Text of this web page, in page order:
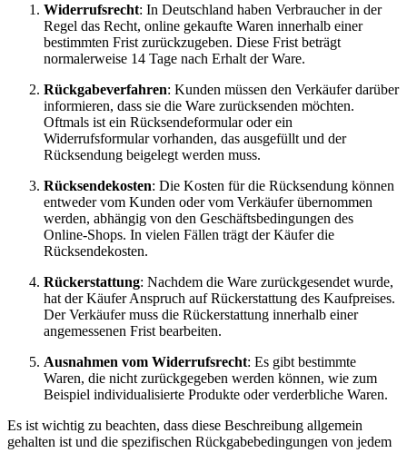
Widerrufsrecht: In Deutschland haben Verbraucher in der
Regel das Recht, online gekaufte Waren innerhalb einer
bestimmten Frist zurückzugeben. Diese Frist beträgt
normalerweise 14 Tage nach Erhalt der Ware.
Rückgabeverfahren: Kunden müssen den Verkäufer darüber
informieren, dass sie die Ware zurücksenden möchten.
Oftmals ist ein Rücksendeformular oder ein
Widerrufsformular vorhanden, das ausgefüllt und der
Rücksendung beigelegt werden muss.
Rücksendekosten: Die Kosten für die Rücksendung können
entweder vom Kunden oder vom Verkäufer übernommen
werden, abhängig von den Geschäftsbedingungen des
Online-Shops. In vielen Fällen trägt der Käufer die
Rücksendekosten.
Rückerstattung: Nachdem die Ware zurückgesendet wurde,
hat der Käufer Anspruch auf Rückerstattung des Kaufpreises.
Der Verkäufer muss die Rückerstattung innerhalb einer
angemessenen Frist bearbeiten.
Ausnahmen vom Widerrufsrecht: Es gibt bestimmte
Waren, die nicht zurückgegeben werden können, wie zum
Beispiel individualisierte Produkte oder verderbliche Waren.
Es ist wichtig zu beachten, dass diese Beschreibung allgemein
gehalten ist und die spezifischen Rückgabebedingungen von jedem